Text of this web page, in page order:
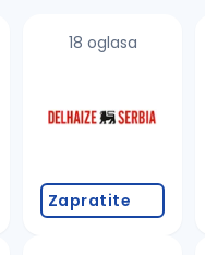
greške
filtere
18 oglasa
Zapratite